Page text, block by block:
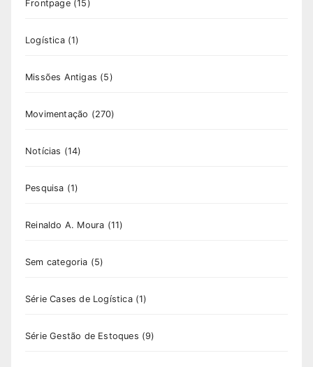
Frontpage(15)
Logística(1)
Missões Antigas (5)
Movimentação (270)
Notícias (14)
Pesquisa (1)
Reinaldo A. Moura (11)
Sem categoria (5)
Série Cases de Logística(1)
Série Gestão de Estoques (9)